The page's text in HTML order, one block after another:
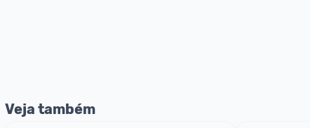
Veja também